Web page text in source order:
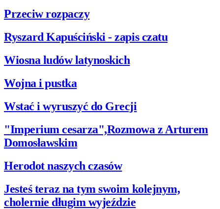
Przeciw rozpaczy
Ryszard Kapuściński - zapis czatu
Wiosna ludów latynoskich
Wojna i pustka
Wstać i wyruszyć do Grecji
"Imperium cesarza",Rozmowa z Arturem
Domosławskim
Herodot naszych czasów
Jesteś teraz na tym swoim kolejnym,
cholernie długim wyjeździe